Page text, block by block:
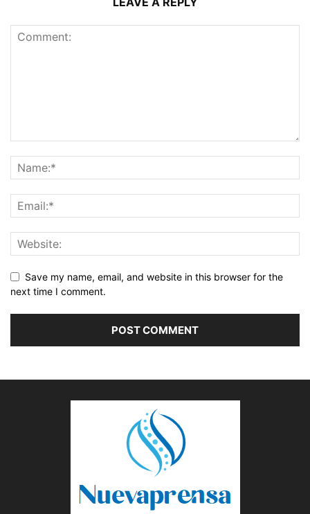
Save my name, email, and website in this browser for the
next time I comment.